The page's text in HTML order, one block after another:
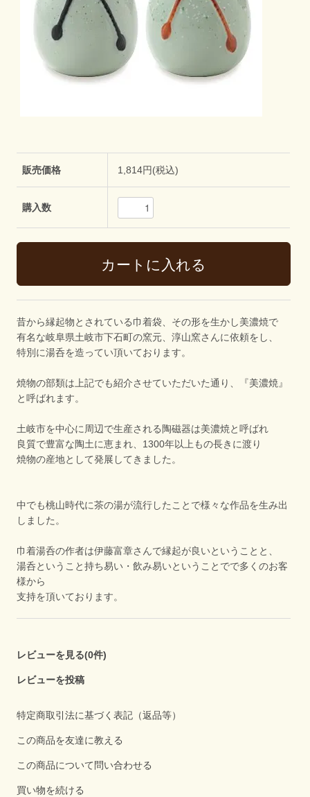
販売価格 1,814円(税込)
購入数
昔から縁起物とされている巾着袋、その形を生かし美濃焼で
有名な岐阜県土岐市下石町の窯元、淳山窯さんに依頼をし、
特別に湯呑を造ってい頂いております。
焼物の部類は上記でも紹介させていただいた通り、『美濃焼』
と呼ばれます。
土岐市を中心に周辺で生産される陶磁器は美濃焼と呼ばれ
良質で豊富な陶土に恵まれ、1300年以上もの長きに渡り
焼物の産地として発展してきました。
中でも桃山時代に茶の湯が流行したことで様々な作品を生み出
しました。
巾着湯呑の作者は伊藤富章さんで縁起が良いということと、
湯呑ということ持ち易い・飲み易いということでで多くのお客
様から
支持を頂いております。
レビューを見る(0件)
レビューを投稿
特定商取引法に基づく表記（返品等）
この商品を友達に教える
この商品について問い合わせる
買い物を続ける